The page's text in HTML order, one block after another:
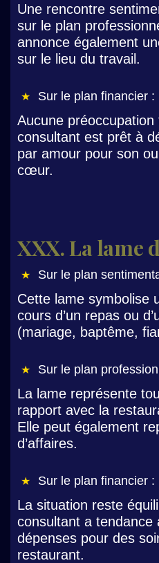
Une rencontre
sur le plan
annonce également
sur le lieu du travail.
Sur le plan financier :
Aucune préoccupation
consultant est prêt à
par amour pour son
cœur.
XXX. La lame
Sur le plan
Cette lame symbolise
cours d’un repas ou
(mariage, baptême,
Sur le plan
La lame représente
rapport avec la
Elle peut également
d’affaires.
Sur le plan financier :
La situation reste
consultant a tendance
dépenses pour des
restaurant.